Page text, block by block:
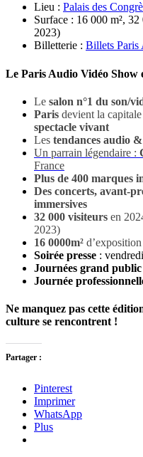
Lieu : Palais des
Surface : 16 000 m²,
2023)
Billetterie : Billets Paris
Le Paris Audio Vidéo Show
Le salon n°1 du son/
Paris devient la
spectacle vivant
Les tendances audio
Un parrain légendaire :
France
Plus de 400 marques
Des concerts, avant-
immersives
32 000 visiteurs en
2023)
16 0000m²
Soirée presse :
Journées grand public
Journée
Ne manquez pas cette
culture se rencontrent !
Partager :
Pinterest
Imprimer
WhatsApp
Plus